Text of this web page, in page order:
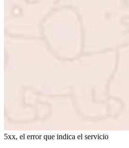
5xx, el error que indica el servicio